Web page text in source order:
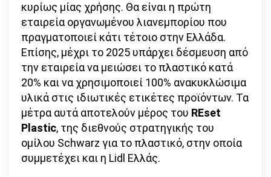
του
έτους!
κυρίως μίας χρήσης. Θα είναι η πρώτη
εταιρεία οργανωμένου λιανεμπορίου που
πραγματοποιεί κάτι τέτοιο στην Ελλάδα.
Επίσης, μέχρι το 2025 υπάρχει δέσμευση από
την εταιρεία να μειώσει το πλαστικό κατά
20% και να χρησιμοποιεί 100% ανακυκλώσιμα
υλικά στις ιδιωτικές ετικέτες προϊόντων. Τα
μέτρα αυτά αποτελούν μέρος του REset
Plastic, της διεθνούς στρατηγικής του
ομίλου Schwarz για το πλαστικό, στην οποία
συμμετέχει και η Lidl Ελλάς.